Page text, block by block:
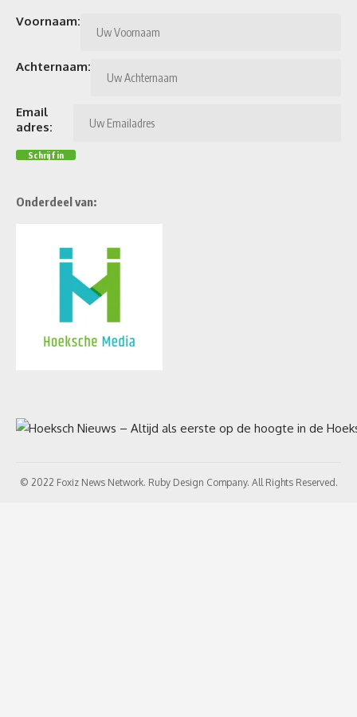
Voornaam:
Achternaam:
Email
adres:
Onderdeel van:
© 2022 Foxiz News Network. Ruby Design Company. All Rights Reserved.